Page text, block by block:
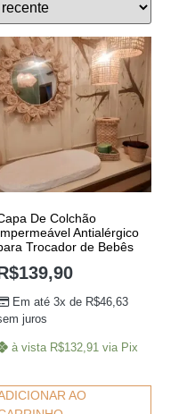
De Colchão
Antialérgico
Trocador de Bebês
139,90
Em até 3x de R$46,63
juros
à vista R$132,91 via Pix
AO